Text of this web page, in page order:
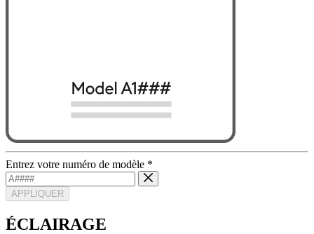
Entrez votre numéro de modèle *
APPLIQUER
ÉCLAIRAGE